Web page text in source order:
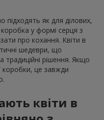
підходять як для ділових,
у формі серця з
про кохання. Квіти в
шедеври, що
рішення. Якщо
коробки, це завжди
квіти в